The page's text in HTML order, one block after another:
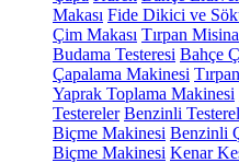
Makası Fide Dikici ve
Çim Makası Tırpan
Budama Testeresi Bahçe
Çapalama Makinesi Tırpan
Yaprak Toplama Makinesi
Testereler Benzinli
Biçme Makinesi Benzinli
Biçme Makinesi Kenar